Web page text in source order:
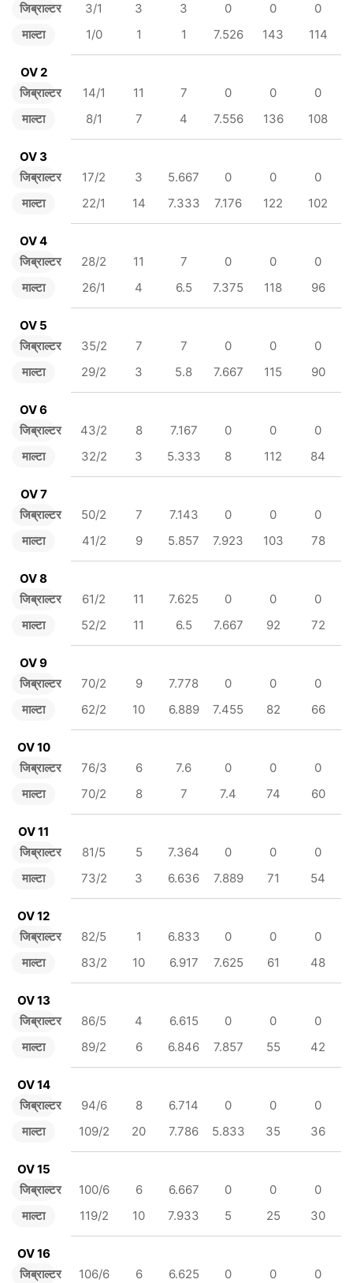
जिब्राल्टर
माल्टा
3/1 3 3 0 0
0
1/0
1 1 7.526 143 114
OV 2
जिब्राल्टर
माल्टा
14/1 11 7 0 0
0
8/1
7 4 7.556 136 108
OV 3
जिब्राल्टर
माल्टा
17/2 3 5.667 0 0
0
22/1
14 7.333 7.176 122 102
OV 4
जिब्राल्टर
माल्टा
28/2 11 7 0 0
0
26/1
4 6.5 7.375 118 96
OV 5
जिब्राल्टर
माल्टा
35/2 7 7 0 0
0
29/2
3 5.8 7.667 115 90
OV 6
जिब्राल्टर
माल्टा
43/2 8 7.167 0 0
0
32/2
3 5.333 8 112 84
OV 7
जिब्राल्टर
माल्टा
50/2 7 7.143 0 0
0
41/2
9 5.857 7.923 103 78
OV 8
जिब्राल्टर
माल्टा
61/2 11 7.625 0 0
0
52/2
11 6.5 7.667 92 72
OV 9
जिब्राल्टर
माल्टा
70/2 9 7.778 0 0
0
62/2
10 6.889 7.455 82 66
OV 10
जिब्राल्टर
माल्टा
76/3 6 7.6 0 0
0
70/2
8 7 7.4 74 60
OV 11
जिब्राल्टर
माल्टा
81/5 5 7.364 0 0
0
73/2
3 6.636 7.889 71 54
OV 12
जिब्राल्टर
माल्टा
82/5 1 6.833 0 0
0
83/2
10 6.917 7.625 61 48
OV 13
जिब्राल्टर
माल्टा
86/5 4 6.615 0 0
0
89/2
6 6.846 7.857 55 42
OV 14
जिब्राल्टर
माल्टा
94/6 8 6.714 0 0
0
109/2
20 7.786 5.833 35 36
OV 15
जिब्राल्टर
माल्टा
100/6 6 6.667 0 0
0
119/2
10 7.933 5 25 30
OV 16
जिब्राल्टर
106/6 6 6.625 0 0 0